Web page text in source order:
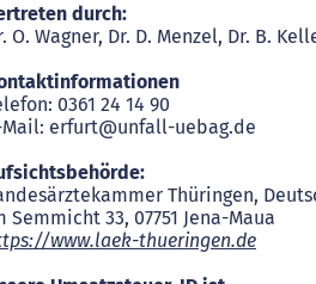
durch:
O. Wagner, Dr. D. Menzel, Dr. B.
0361 24 14 90
Mail: erfurt@unfall-uebag.de
Thüringen,
Semmicht 33, 07751 Jena-Maua
www.laek-thueringen.de